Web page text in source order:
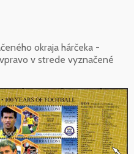
okraja hárčeka -
v strede vyznačené